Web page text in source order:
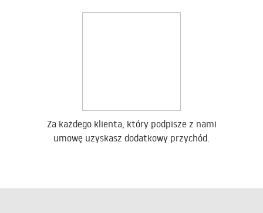
Za każdego klienta, który podpisze z nami
umowę uzyskasz dodatkowy przychód.